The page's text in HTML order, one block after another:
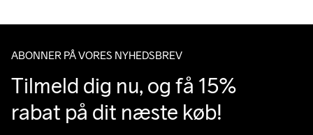
ABONNER PÅ VORES NYHEDSBREV
Tilmeld dig nu, og få 15%
rabat på dit næste køb!